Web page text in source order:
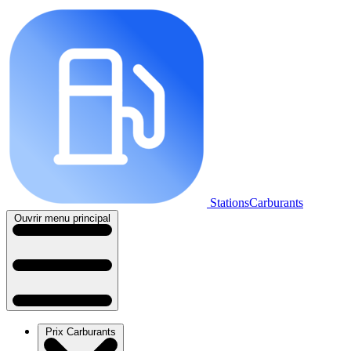
StationsCarburants
Ouvrir menu principal
Prix Carburants